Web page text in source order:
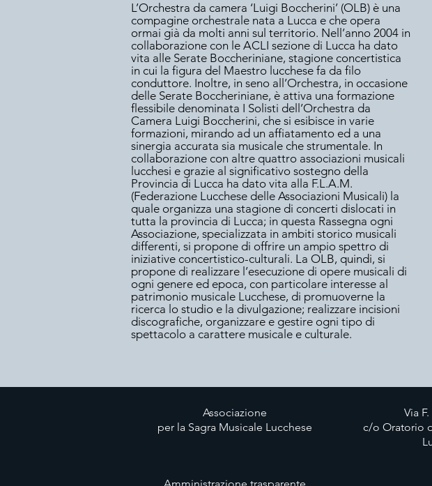
L’Orchestra da camera ‘Luigi Boccherini’ (OLB) è una
compagine orchestrale nata a Lucca e che opera
ormai già da molti anni sul territorio. Nell’anno 2004 in
collaborazione con le ACLI sezione di Lucca ha dato
vita alle Serate Boccheriniane, stagione concertistica
in cui la figura del Maestro lucchese fa da filo
conduttore. Inoltre, in seno all’Orchestra, in occasione
delle Serate Boccheriniane, è attiva una formazione
flessibile denominata I Solisti dell’Orchestra da
Camera Luigi Boccherini, che si esibisce in varie
formazioni, mirando ad un affiatamento ed a una
sinergia accurata sia musicale che strumentale. In
collaborazione con altre quattro associazioni musicali
lucchesi e grazie al significativo sostegno della
Provincia di Lucca ha dato vita alla F.L.A.M.
(Federazione Lucchese delle Associazioni Musicali) la
quale organizza una stagione di concerti dislocati in
tutta la provincia di Lucca; in questa Rassegna ogni
Associazione, specializzata in ambiti storico musicali
differenti, si propone di offrire un ampio spettro di
iniziative concertistico-culturali. La OLB, quindi, si
propone di realizzare l’esecuzione di opere musicali di
ogni genere ed epoca, con particolare interesse al
patrimonio musicale Lucchese, di promuoverne la
ricerca lo studio e la divulgazione; realizzare incisioni
discografiche, organizzare e gestire ogni tipo di
spettacolo a carattere musicale e culturale.
Associazione
per la Sagra Musicale Lucchese
Via
c/o Oratorio